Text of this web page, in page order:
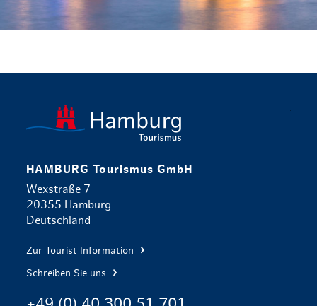
HAMBURG Tourismus GmbH
Wexstraße 7
20355 Hamburg
Deutschland
Zur Tourist Information
Schreiben Sie uns